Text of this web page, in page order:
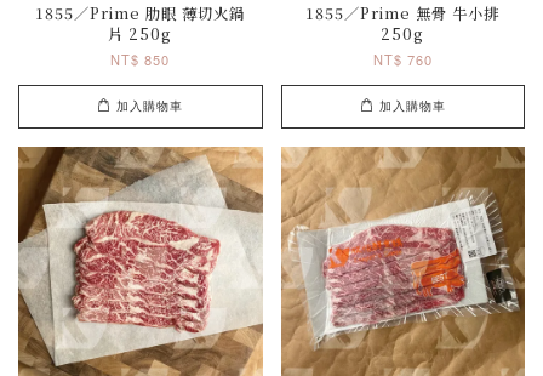
1855／Prime 肋眼 薄切火鍋
片 250g
NT$ 850
加入購物車
1855／Prime 無骨 牛小排
250g
NT$ 760
加入購物車